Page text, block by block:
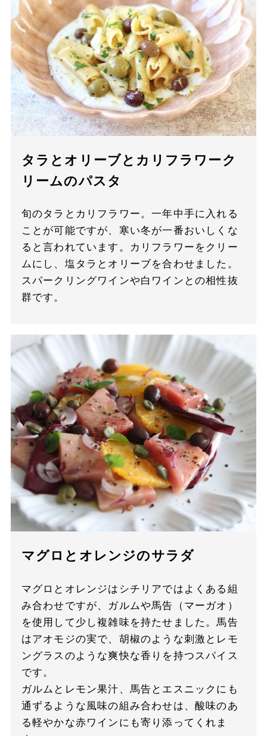
タラとオリーブとカリフラワーク
リームのパスタ
旬のタラとカリフラワー。一年中手に入れる
ことが可能ですが、寒い冬が一番おいしくな
ると言われています。カリフラワーをクリー
ムにし、塩タラとオリーブを合わせました。
スパークリングワインや白ワインとの相性抜
群です。
マグロとオレンジのサラダ
マグロとオレンジはシチリアではよくある組
み合わせですが、ガルムや馬告（マーガオ）
を使用して少し複雑味を持たせました。馬告
はアオモジの実で、胡椒のような刺激とレモ
ングラスのような爽快な香りを持つスパイス
です。
ガルムとレモン果汁、馬告とエスニックにも
通ずるような風味の組み合わせは、酸味のあ
る軽やかな赤ワインにも寄り添ってくれま